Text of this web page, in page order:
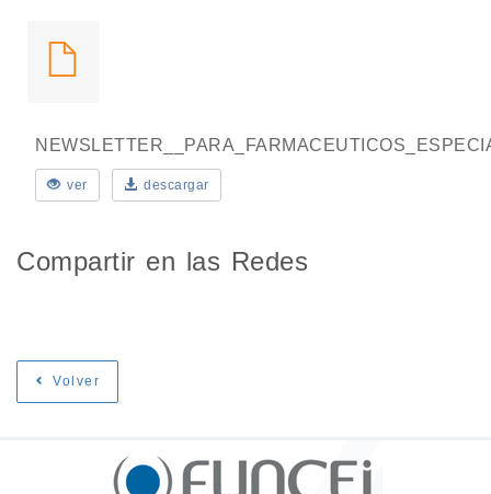
ver descargar
Compartir en las Redes
Volver